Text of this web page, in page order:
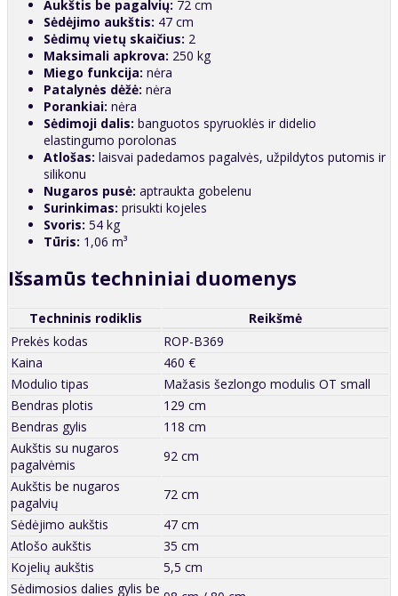
Aukštis be pagalvių: 72 cm
Sėdėjimo aukštis: 47 cm
Sėdimų vietų skaičius: 2
Maksimali apkrova: 250 kg
Miego funkcija: nėra
Patalynės dėžė: nėra
Porankiai: nėra
Sėdimoji dalis: banguotos spyruoklės ir didelio
elastingumo porolonas
Atlošas: laisvai padedamos pagalvės, užpildytos putomis ir
silikonu
Nugaros pusė: aptraukta gobelenu
Surinkimas: prisukti kojeles
Svoris: 54 kg
Tūris: 1,06 m³
Išsamūs techniniai duomenys
Techninis rodiklis
Reikšmė
Prekės kodas
ROP-B369
Kaina
460 €
Modulio tipas
Mažasis šezlongo modulis OT small
Bendras plotis
129 cm
Bendras gylis
118 cm
Aukštis su nugaros
pagalvėmis
92 cm
Aukštis be nugaros
pagalvių
72 cm
Sėdėjimo aukštis
47 cm
Atlošo aukštis
35 cm
Kojelių aukštis
5,5 cm
Sėdimosios dalies gylis be